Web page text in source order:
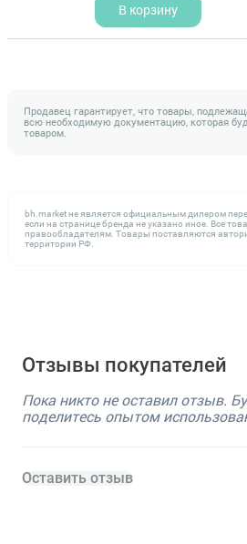
В корзину
Продавец гарантирует, что товары,
всю необходимую документацию, которая
товаром.
bh.market не является официальным дилером
если на странице бренда не указано иное. Все
правообладателям. Товары поставляются
территории РФ.
Отзывы покупателей
Пока никто не оставил отзыв.
поделитесь опытом
Оставить отзыв